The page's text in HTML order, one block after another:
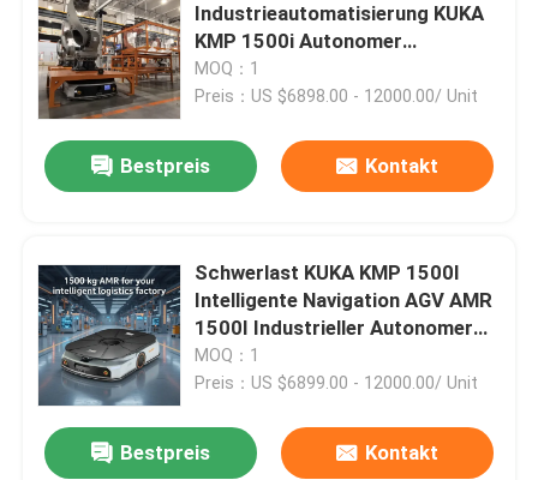
Industrieautomatisierung KUKA
KMP 1500i Autonomer
Mobilroboter mit 1500 kg
Traglast
MOQ：1
Preis：US $6898.00 - 12000.00/ Unit
Bestpreis Kontakt
Schwerlast KUKA KMP 1500I
Intelligente Navigation AGV AMR
1500I Industrieller Autonomer
Mobiler Roboter
MOQ：1
Preis：US $6899.00 - 12000.00/ Unit
Bestpreis Kontakt